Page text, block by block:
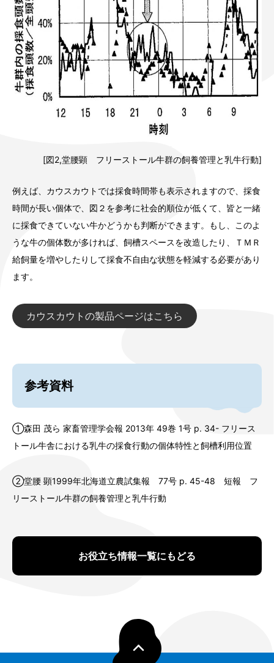
[図2,堂腰顕 フリーストール牛群の飼養管理と乳牛行動]
例えば、カウスカウトでは採食時間帯も表示されますので、採食
時間が長い個体で、図２を参考に社会的順位が低くて、皆と一緒
に採食できていない牛かどうかも判断ができます。もし、このよ
うな牛の個体数が多ければ、飼槽スペースを改造したり、ＴＭＲ
給飼量を増やしたりして採食不自由な状態を軽減する必要があり
ます。
カウスカウトの製品ページはこちら
参考資料
①森田 茂ら 家畜管理学会報 2013年 49巻 1号 p. 34- フリース
トール牛舎における乳牛の採食行動の個体特性と飼槽利用位置
②堂腰 顕1999年北海道立農試集報 77号 p. 45-48 短報 フ
リーストール牛群の飼養管理と乳牛行動
お役立ち情報一覧にもどる